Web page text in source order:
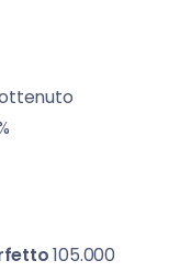
105.000